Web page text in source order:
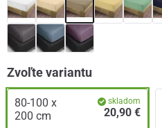
Zvoľte variantu
80-100 x
200 cm
skladom
20,90 €